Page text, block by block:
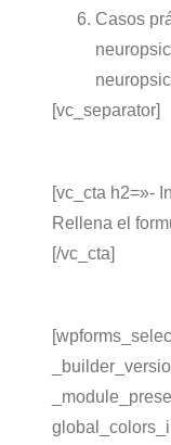
Casos
[vc_separator]
[vc_cta h2=»-
Rellena el
[/vc_cta]